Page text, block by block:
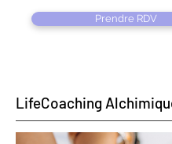
Prendre RDV
LifeCoaching